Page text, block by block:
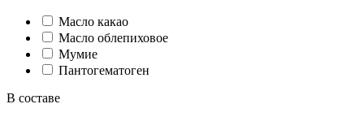
Масло какао
Масло облепиховое
Мумие
Пантогематоген
В составе